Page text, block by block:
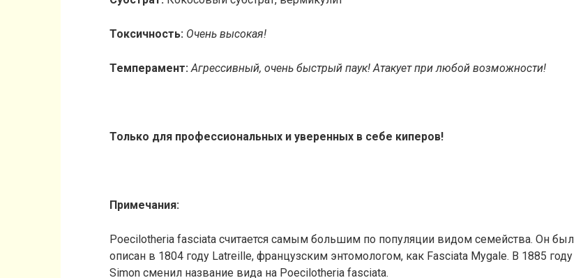
Токсичность: Очень высокая!
Темперамент: Агрессивный, очень быстрый паук! Атакует при любой возможности!
Только для профессиональных и уверенных в себе киперов!
Примечания:
Poecilotheria fasciata считается самым большим по популяции видом семейства. Он был
описан в 1804 году Latreille, французским энтомологом, как Fasciata Mygale. В 1885 году
Simon сменил название вида на Poecilotheria fasciata.